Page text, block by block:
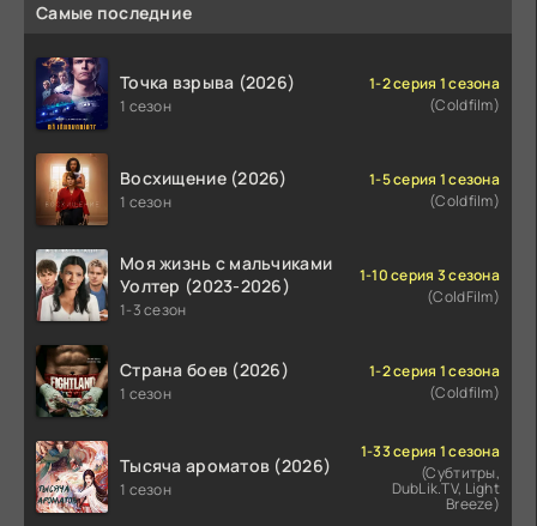
Самые последние
Точка взрыва (2026)
1 сезон
1-2 серия 1 сезона
(Coldfilm)
Восхищение (2026)
1 сезон
1-5 серия 1 сезона
(Coldfilm)
Моя жизнь с мальчиками
Уолтер (2023-2026)
1-3 сезон
1-10 серия 3 сезона
(ColdFilm)
Страна боев (2026)
1 сезон
1-2 серия 1 сезона
(Coldfilm)
Тысяча ароматов (2026)
1 сезон
1-33 серия 1 сезона
(Субтитры,
DubLik.TV, Light
Breeze)